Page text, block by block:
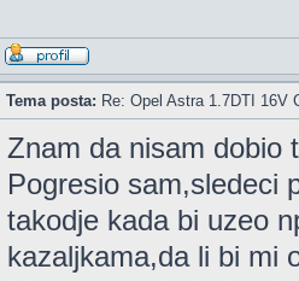
Tema posta: Re: Opel Astra 1.7DTI 16V
Znam da nisam
Pogresio sam,sledeci
takodje kada bi uzeo
kazaljkama,da li bi mi